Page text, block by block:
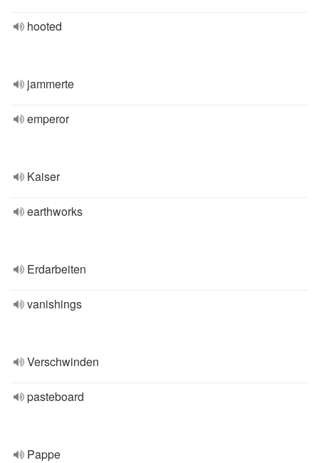
hooted
jammerte
emperor
Kaiser
earthworks
Erdarbeiten
vanishings
Verschwinden
pasteboard
Pappe